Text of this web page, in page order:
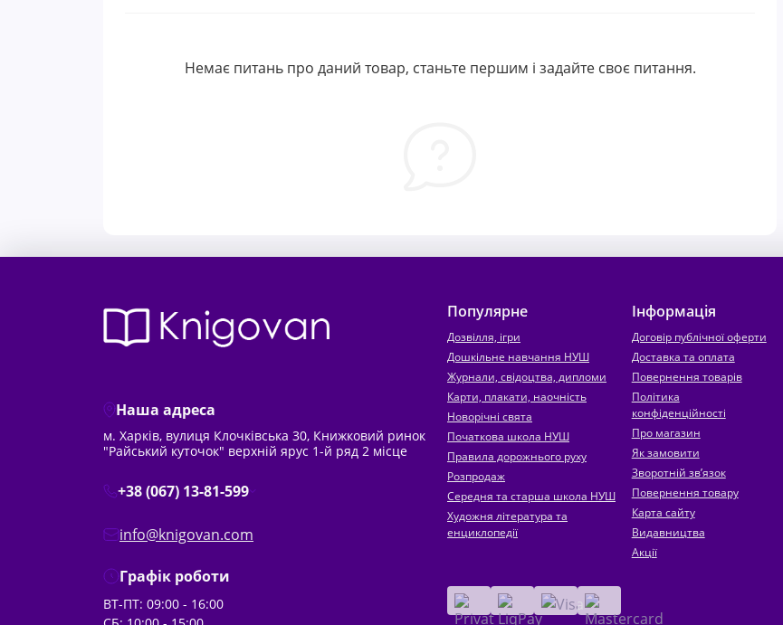
Немає питань про даний товар, станьте першим і задайте своє питання.
Наша адреса
м. Харків, вулиця Клочківська 30, Книжковий ринок
"Райський куточок" верхній ярус 1-й ряд 2 місце
+38 (067) 13-81-599
info@knigovan.com
Графік роботи
ВТ-ПТ: 09:00 - 16:00
Популярне
Дозвілля, ігри
Дошкільне навчання НУШ
Журнали, свідоцтва, дипломи
Карти, плакати, наочність
Новорічні свята
Початкова школа НУШ
Правила дорожнього руху
Розпродаж
Середня та старша школа НУШ
Художня література та
енциклопедії
Інформація
Договір публічної оферти
Доставка та оплата
Повернення товарів
Політика
конфіденційності
Про магазин
Як замовити
Зворотній зв’язок
Повернення товару
Карта сайту
Видавництва
Акції